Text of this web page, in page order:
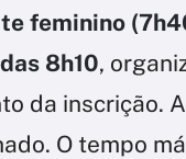
feminino
8h10,
da inscrição.
O tempo